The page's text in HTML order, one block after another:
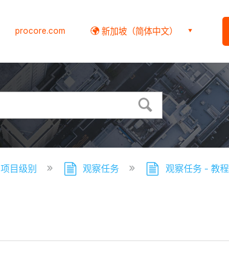
procore.com 新加坡（简体中文）
项目级别 观察任务 观察任务 - 教程